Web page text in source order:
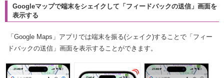
Googleマップで端末をシェイクして「フィードバックの送信」画面を
表示する
「Google Maps」アプリでは端末を振る(シェイク)することで「フィー
ドバックの送信」画面を表示することができます。